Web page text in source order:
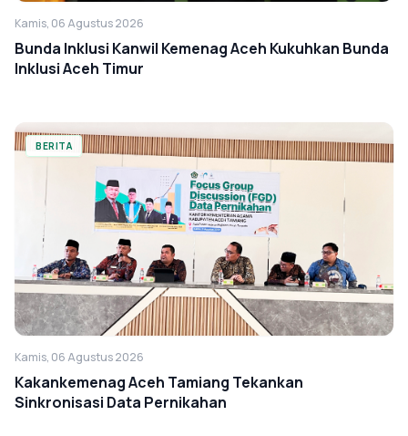
Kamis, 06 Agustus 2026
Bunda Inklusi Kanwil Kemenag Aceh Kukuhkan Bunda
Inklusi Aceh Timur
BERITA
Kamis, 06 Agustus 2026
Kakankemenag Aceh Tamiang Tekankan
Sinkronisasi Data Pernikahan